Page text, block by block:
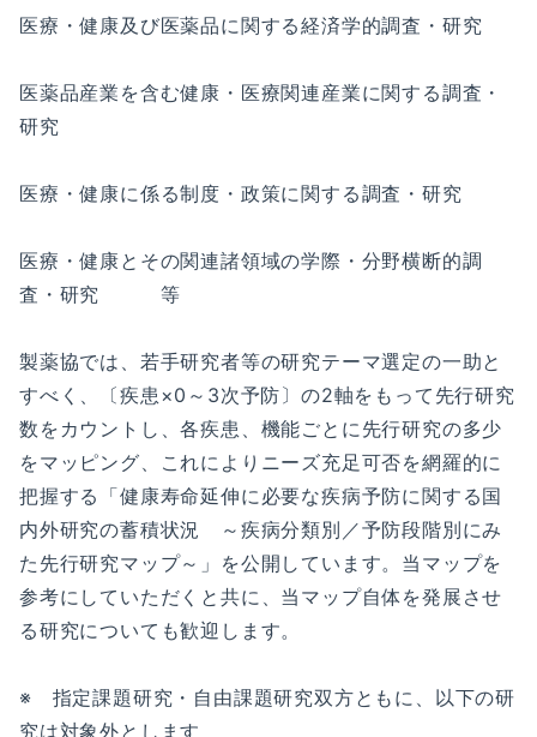
医療・健康及び医薬品に関する経済学的調査・研究
医薬品産業を含む健康・医療関連産業に関する調査・
研究
医療・健康に係る制度・政策に関する調査・研究
医療・健康とその関連諸領域の学際・分野横断的調
査・研究 等
製薬協では、若手研究者等の研究テーマ選定の一助と
すべく、〔疾患×0～3次予防〕の2軸をもって先行研究
数をカウントし、各疾患、機能ごとに先行研究の多少
をマッピング、これによりニーズ充足可否を網羅的に
把握する「健康寿命延伸に必要な疾病予防に関する国
内外研究の蓄積状況 ～疾病分類別／予防段階別にみ
た先行研究マップ～」を公開しています。当マップを
参考にしていただくと共に、当マップ自体を発展させ
る研究についても歓迎します。
※ 指定課題研究・自由課題研究双方ともに、以下の研
究は対象外とします